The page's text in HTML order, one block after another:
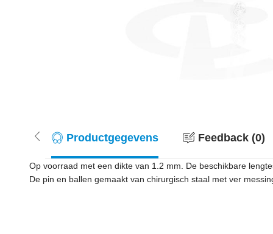
Productgegevens Feedback (0)
Op voorraad met een dikte van 1.2 mm. De beschikbare
De pin en ballen gemaakt van chirurgisch staal met ver